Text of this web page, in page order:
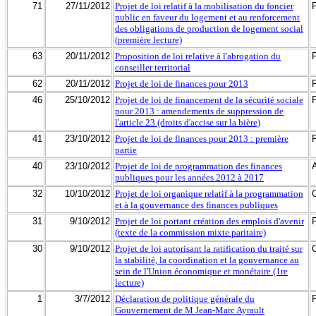
71 27/11/2012 Projet de loi relatif à la mobilisation du foncier
public en faveur du logement et au renforcement
des obligations de production de logement social
(première lecture)
63 20/11/2012 Proposition de loi relative à l'abrogation du
conseiller territorial
62 20/11/2012 Projet de loi de finances pour 2013
46
25/10/2012 Projet de loi de financement de la sécurité sociale
pour 2013 : amendements de suppression de
l'article 23 (droits d'accise sur la bière)
41 23/10/2012 Projet de loi de finances pour 2013 : première
partie
40 23/10/2012 Projet de loi de programmation des finances
publiques pour les années 2012 à 2017
32 10/10/2012 Projet de loi organique relatif à la programmation
et à la gouvernance des finances publiques
31 9/10/2012 Projet de loi portant création des emplois d'avenir
(texte de la commission mixte paritaire)
30 9/10/2012 Projet de loi autorisant la ratification du traité sur
la stabilité, la coordination et la gouvernance au
sein de l'Union économique et monétaire (1re
lecture)
1 3/7/2012 Déclaration de politique générale du
Gouvernement de M Jean-Marc Ayrault